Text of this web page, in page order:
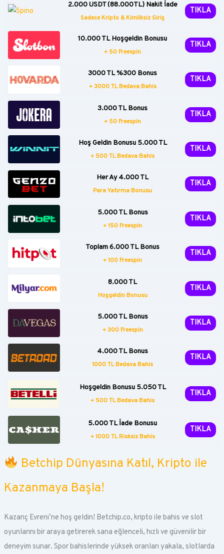
2.000 USDT (88.000TL) Nakit İade
Sadece Kripto & Kimliksiz Giriş
TIKLA
10.000 TL Hoşgeldin Bonusu
+ 50 Freespin
TIKLA
3000 TL %300 Bonus
+ 3000 TL Bedava Bahis
TIKLA
3.000 TL Bonus
+ 50 Freespin
TIKLA
Hoş Geldin Bonusu 5.000 TL
+ 500 TL Bedava Bahis
TIKLA
Her Ay 4.000 TL
Para Yatırma Bonusu
TIKLA
5.000 TL Bonus
+ 150 Freespin
TIKLA
Toplam 6.000 TL Bonus
+ 100 Freespin
TIKLA
8.000 TL
Hoşgeldin Bonusu
TIKLA
5.000 TL Bonus
+ 300 Freespin
TIKLA
4.000 TL Bonus
1000 TL Bedava Bahis
TIKLA
Hoşgeldin Bonusu 5.050 TL
+ 500 TL Bedava Bahis
TIKLA
5.000 TL İade Bonusu
+ 1000 TL Risksiz Bahis
TIKLA
Betchip Dünyasına Katıl, Kripto ile
Kazanmaya Başla!
Kazanç Evreni’ne hoş geldin! Betchip.co, kripto ile bahis ve slot
oyunlarını bir araya getirerek sana eğlenceli, hızlı ve güvenilir bir
deneyim sunar. Spor bahislerinde yüksek oranları yakala, slotlarda